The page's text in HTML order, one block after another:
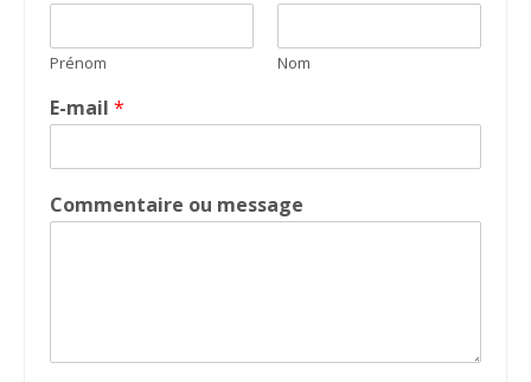
Prénom Nom
E-mail *
Commentaire ou message